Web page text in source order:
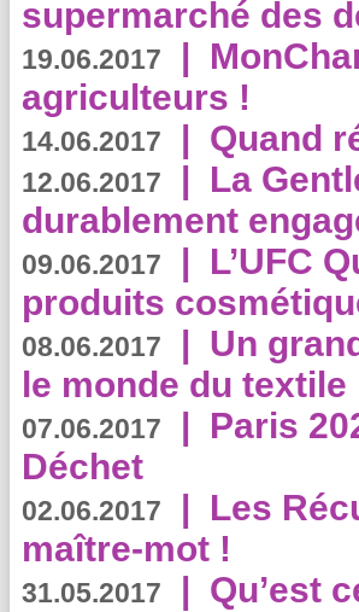
supermarché des
19.06.2017 |
agriculteurs !
14.06.2017 | Quand
12.06.2017 | La
durablement
09.06.2017 | L’UFC
produits
08.06.2017 | Un
le monde du textile
07.06.2017 | Paris
Déchet
02.06.2017 | Les
maître-mot !
31.05.2017 | Qu’est